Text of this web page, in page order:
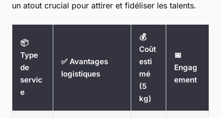
un atout crucial pour attirer et fidéliser les talents.
📦
Type
de
servic
e
✅ Avantages
logistiques
💰
Coût
esti
mé
(5
kg)
📅
Engag
ement